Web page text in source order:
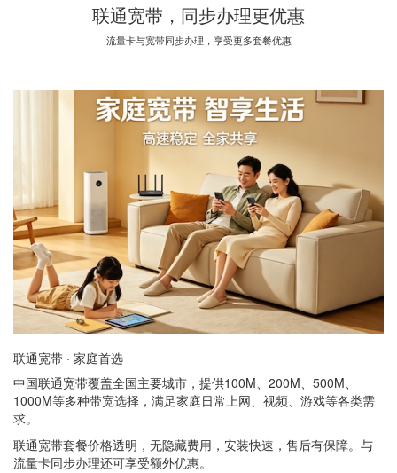
联通宽带，同步办理更优惠
流量卡与宽带同步办理，享受更多套餐优惠
联通宽带 · 家庭首选
中国联通宽带覆盖全国主要城市，提供100M、200M、500M、
1000M等多种带宽选择，满足家庭日常上网、视频、游戏等各类需
求。
联通宽带套餐价格透明，无隐藏费用，安装快速，售后有保障。与
流量卡同步办理还可享受额外优惠。